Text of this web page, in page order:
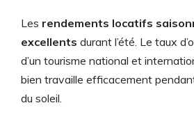
Les rendements locatifs
excellents durant l’été. Le taux
d’un tourisme national et
bien travaille efficacement
du soleil.